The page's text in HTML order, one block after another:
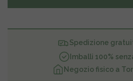
Spedizione
Imballi 100%
Negozio fisico a